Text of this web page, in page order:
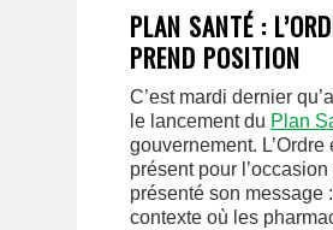
PLAN SANTÉ :
PREND POSITION
C’est mardi dernier
le lancement du Plan
gouvernement. L’Ordre
présent pour l’occasion
présenté son message
contexte où les